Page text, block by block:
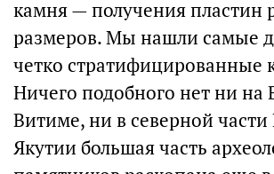
камня — получения пластин
размеров. Мы нашли самые
четко стратифицированные
Ничего подобного нет ни на
Витиме, ни в северной части
Якутии большая часть